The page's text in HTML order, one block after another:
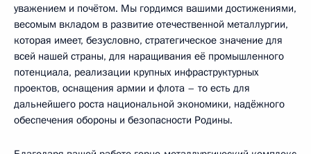
уважением и почётом. Мы гордимся вашими достижениями,
весомым вкладом в развитие отечественной металлургии,
которая имеет, безусловно, стратегическое значение для
всей нашей страны, для наращивания её промышленного
потенциала, реализации крупных инфраструктурных
проектов, оснащения армии и флота – то есть для
дальнейшего роста национальной экономики, надёжного
обеспечения обороны и безопасности Родины.